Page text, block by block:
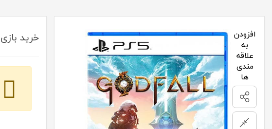
افزودن
به
علاقه
مندی
ها
خرید بازی Godfall برای PS5